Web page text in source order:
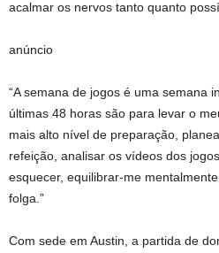
acalmar os nervos tanto quanto
anúncio
“A semana de jogos é uma semana
últimas 48 horas são para levar o
mais alto nível de preparação,
refeição, analisar os vídeos dos
esquecer, equilibrar-me
folga.”
Com sede em Austin, a partida de